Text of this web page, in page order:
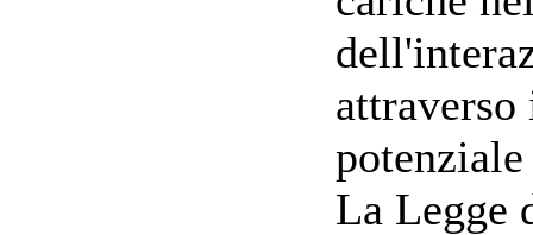
La Legge